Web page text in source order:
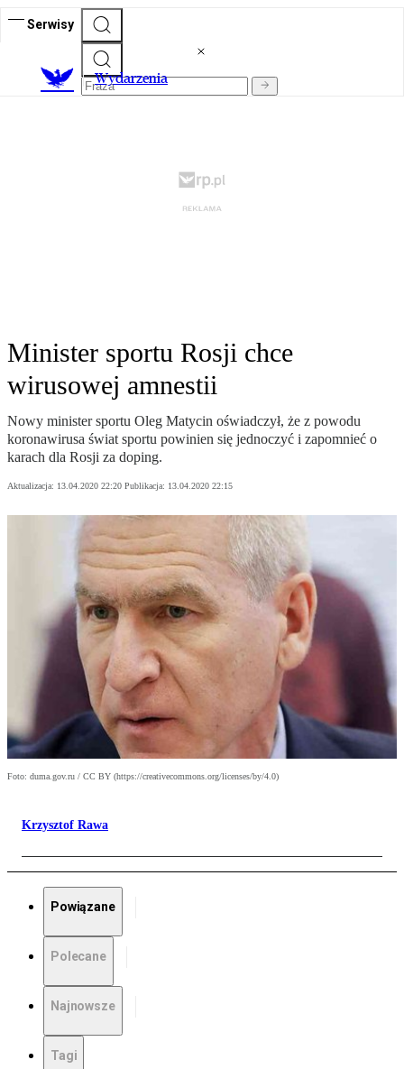
Serwisy
Wydarzenia
Minister sportu Rosji chce
wirusowej amnestii
Nowy minister sportu Oleg Matycin oświadczył, że z powodu
koronawirusa świat sportu powinien się jednoczyć i zapomnieć o
karach dla Rosji za doping.
Aktualizacja: 13.04.2020 22:20 Publikacja: 13.04.2020 22:15
Foto: duma.gov.ru / CC BY (https://creativecommons.org/licenses/by/4.0)
Krzysztof Rawa
Powiązane
Polecane
Najnowsze
Tagi